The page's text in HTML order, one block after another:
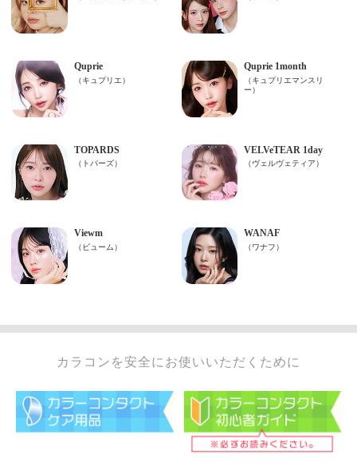
カラコンを安全にお使いいただくために